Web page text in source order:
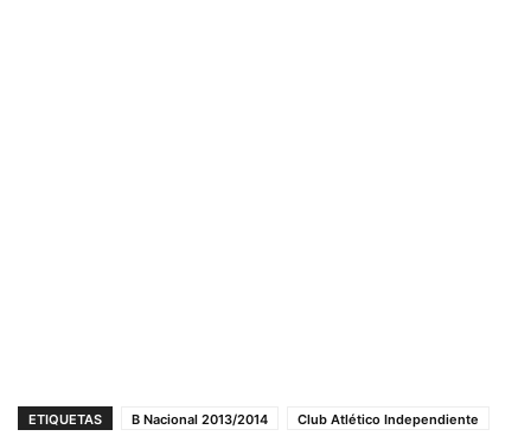
ETIQUETAS B Nacional 2013/2014
Club Atlético Independiente